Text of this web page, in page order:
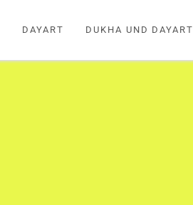
DAYART DUKHA UND DAYART